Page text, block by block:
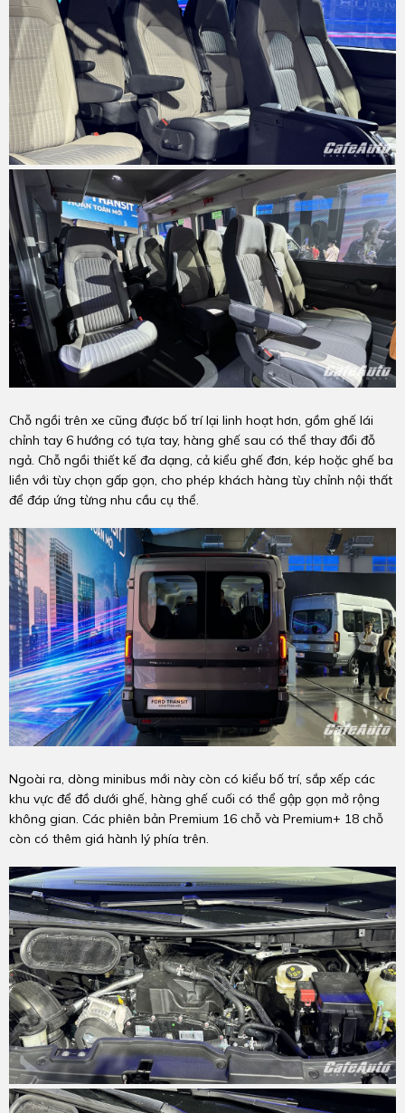
Chỗ ngồi trên xe cũng được bố trí lại linh hoạt hơn, gồm ghế lái
chỉnh tay 6 hướng có tựa tay, hàng ghế sau có thể thay đổi đỗ
ngả. Chỗ ngồi thiết kế đa dạng, cả kiểu ghế đơn, kép hoặc ghế ba
liền với tùy chọn gấp gọn, cho phép khách hàng tùy chỉnh nội thất
để đáp ứng từng nhu cầu cụ thể.
Ngoài ra, dòng minibus mới này còn có kiểu bố trí, sắp xếp các
khu vực để đồ dưới ghế, hàng ghế cuối có thể gập gọn mở rộng
không gian. Các phiên bản Premium 16 chỗ và Premium+ 18 chỗ
còn có thêm giá hành lý phía trên.